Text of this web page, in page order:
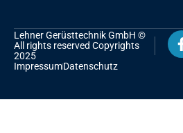
Lehner Gerüsttechnik GmbH ©
All rights reserved Copyrights
2025
ImpressumDatenschutz